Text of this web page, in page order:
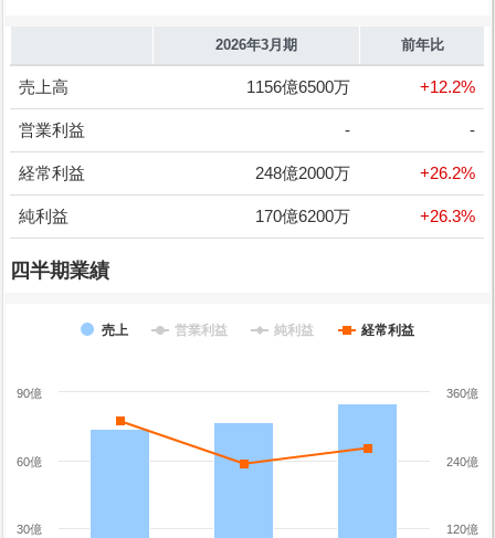
2026年3月期 前年比
売上高 1156億6500万 +12.2%
営業利益 - -
経常利益 248億2000万 +26.2%
純利益 170億6200万 +26.3%
四半期業績
売上 営業利益 純利益 経常利益
120億
240億
360億
30億
60億
90億